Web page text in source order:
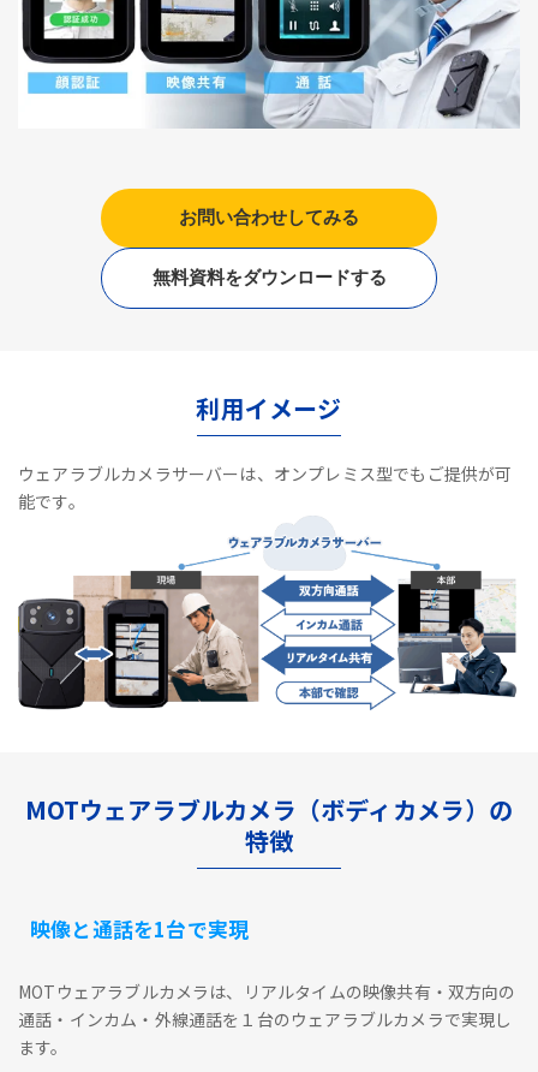
お問い合わせしてみる
無料資料をダウンロードする
利用イメージ
ウェアラブルカメラサーバーは、オンプレミス型でもご提供が可
能です。
MOTウェアラブルカメラ（ボディカメラ）の
特徴
映像と通話を1台で実現
MOTウェアラブルカメラは、リアルタイムの映像共有・双方向の
通話・インカム・外線通話を１台のウェアラブルカメラで実現し
ます。